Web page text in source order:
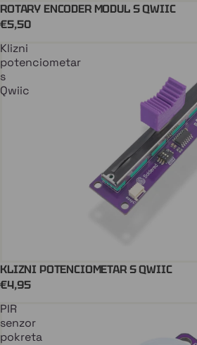
Stiže uskoro
ROTARY ENCODER MODUL S QWIIC
€5,50
Klizni
potenciometar
s
Qwiic
QWIIC
Dodaj U Košaricu
KLIZNI POTENCIOMETAR S QWIIC
€4,95
PIR
senzor
pokreta